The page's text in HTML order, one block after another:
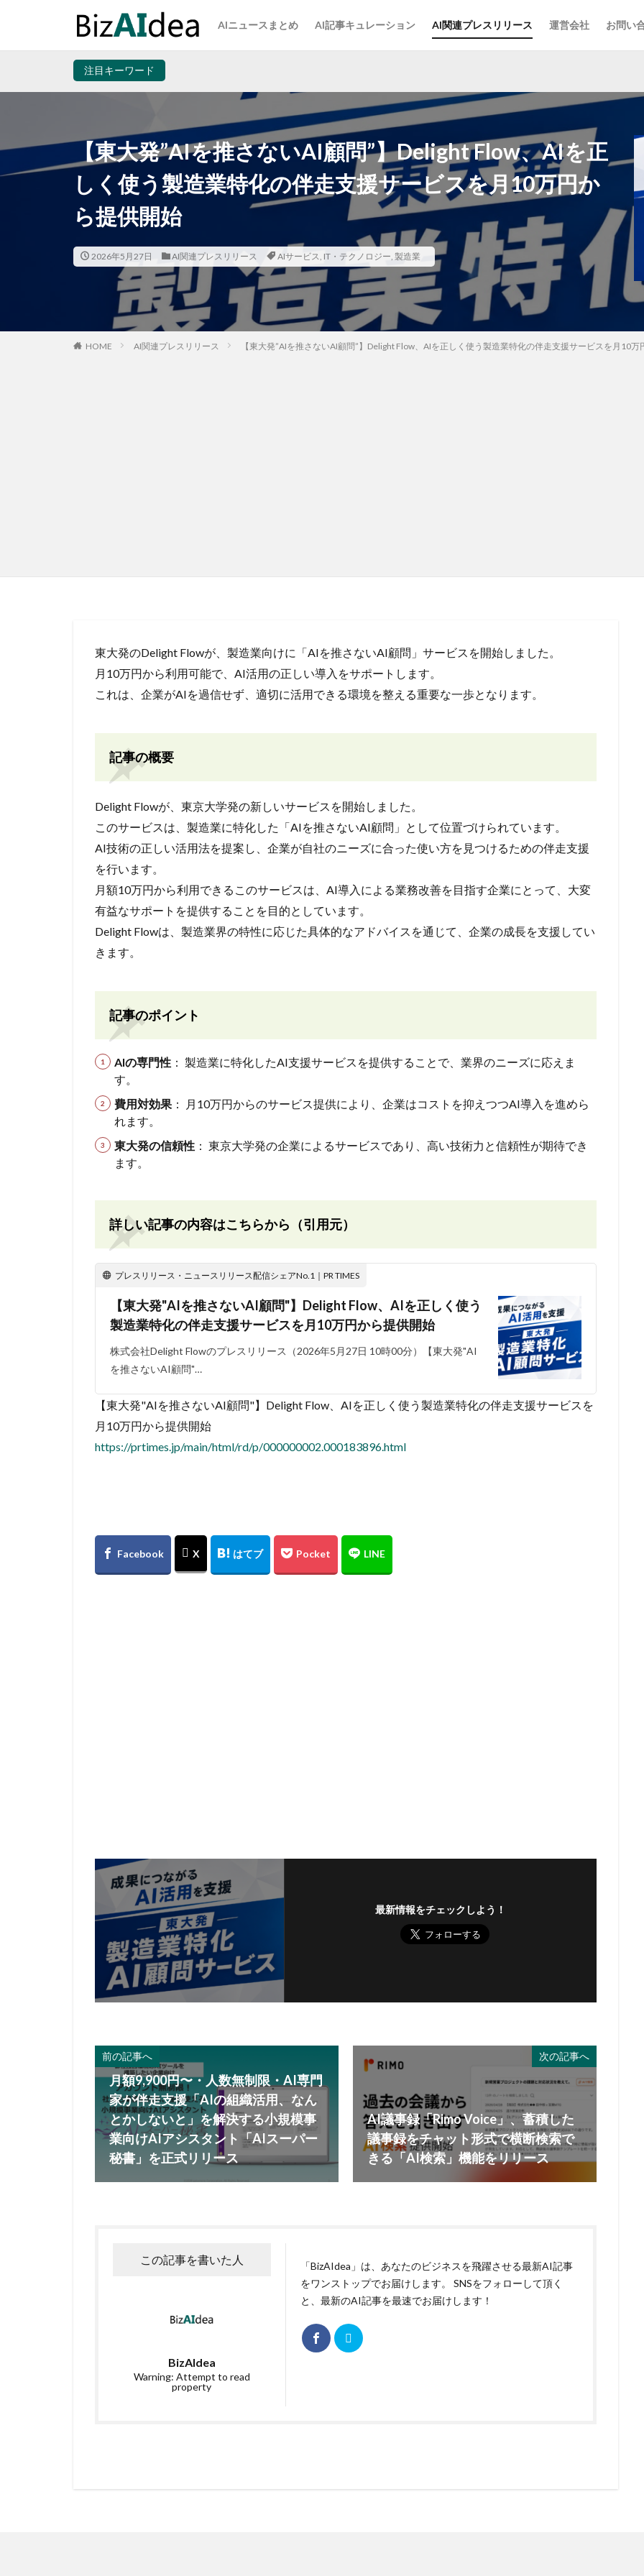
AIニュースまとめ AI記事キュレーション AI関連プレスリリース 運営会社 お問い
注目キーワード
【東大発”AIを推さないAI顧問”】Delight Flow、AIを正
しく使う製造業特化の伴走支援サービスを月10万円か
ら提供開始
2026年5月27日 AI関連プレスリリース AIサービス, IT・テクノロジー, 製造業
HOME AI関連プレスリリース 【東大発”AIを推さないAI顧問”】Delight Flow、AIを正しく使う製造業特化の伴走支援サービスを月10万
東大発のDelight Flowが、製造業向けに「AIを推さないAI顧問」サービスを開始しました。
月10万円から利用可能で、AI活用の正しい導入をサポートします。
これは、企業がAIを過信せず、適切に活用できる環境を整える重要な一歩となります。
記事の概要
Delight Flowが、東京大学発の新しいサービスを開始しました。
このサービスは、製造業に特化した「AIを推さないAI顧問」として位置づけられています。
AI技術の正しい活用法を提案し、企業が自社のニーズに合った使い方を見つけるための伴走支援
を行います。
月額10万円から利用できるこのサービスは、AI導入による業務改善を目指す企業にとって、大変
有益なサポートを提供することを目的としています。
Delight Flowは、製造業界の特性に応じた具体的なアドバイスを通じて、企業の成長を支援してい
きます。
記事のポイント
AIの専門性 ： 製造業に特化したAI支援サービスを提供することで、業界のニーズに応えま
す。
費用対効果 ： 月10万円からのサービス提供により、企業はコストを抑えつつAI導入を進めら
れます。
東大発の信頼性 ： 東京大学発の企業によるサービスであり、高い技術力と信頼性が期待でき
ます。
詳しい記事の内容はこちらから（引用元）
プレスリリース・ニュースリリース配信シェアNo.1｜PR TIMES
【東大発"AIを推さないAI顧問"】Delight Flow、AIを正しく使う
製造業特化の伴走支援サービスを月10万円から提供開始
株式会社Delight Flowのプレスリリース（2026年5月27日 10時00分）【東大発"AI
を推さないAI顧問"…
【東大発"AIを推さないAI顧問"】Delight Flow、AIを正しく使う製造業特化の伴走支援サービスを
月10万円から提供開始
https://prtimes.jp/main/html/rd/p/000000002.000183896.html
最新情報をチェックしよう！
前の記事へ
月額9,900円〜・人数無制限・AI専門
家が伴走支援「AIの組織活用、なん
とかしないと」を解決する小規模事
業向けAIアシスタント「AIスーパー
秘書」を正式リリース
次の記事へ
AI議事録「Rimo Voice」、蓄積した
議事録をチャット形式で横断検索で
きる「AI検索」機能をリリース
この記事を書いた人
BizAIdea
Warning: Attempt to read
property
「BizAIdea」は、あなたのビジネスを飛躍させる最新AI記事
をワンストップでお届けします。 SNSをフォローして頂く
と、最新のAI記事を最速でお届けします！